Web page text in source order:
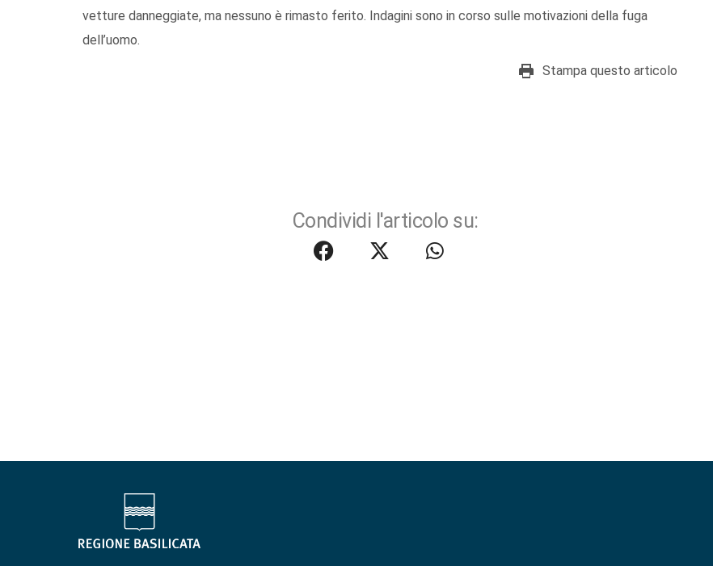
vetture danneggiate, ma nessuno è rimasto ferito. Indagini sono in corso sulle motivazioni della fuga
dell’uomo.
Stampa questo articolo
Condividi l'articolo su: